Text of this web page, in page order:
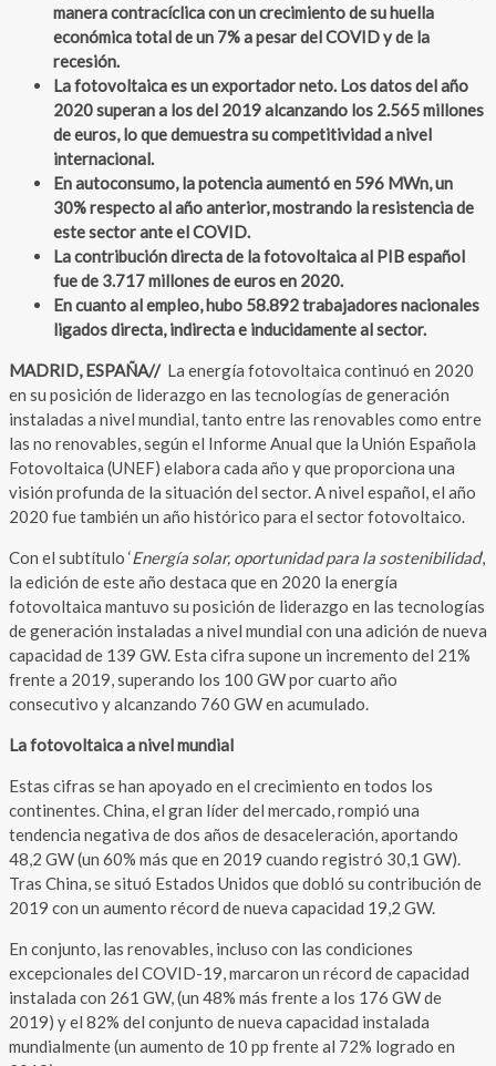
manera contracíclica con un crecimiento de su huella
económica total de un 7% a pesar del COVID y de la
recesión.
La fotovoltaica es un exportador neto. Los datos del año
2020 superan a los del 2019 alcanzando los 2.565 millones
de euros, lo que demuestra su competitividad a nivel
internacional.
En autoconsumo, la potencia aumentó en 596 MWn, un
30% respecto al año anterior, mostrando la resistencia de
este sector ante el COVID.
La contribución directa de la fotovoltaica al PIB español
fue de 3.717 millones de euros en 2020.
En cuanto al empleo, hubo 58.892 trabajadores nacionales
ligados directa, indirecta e inducidamente al sector.
MADRID, ESPAÑA// La energía fotovoltaica continuó en 2020
en su posición de liderazgo en las tecnologías de generación
instaladas a nivel mundial, tanto entre las renovables como entre
las no renovables, según el Informe Anual que la Unión Española
Fotovoltaica (UNEF) elabora cada año y que proporciona una
visión profunda de la situación del sector. A nivel español, el año
2020 fue también un año histórico para el sector fotovoltaico.
Con el subtítulo ‘Energía solar, oportunidad para la sostenibilidad’,
la edición de este año destaca que en 2020 la energía
fotovoltaica mantuvo su posición de liderazgo en las tecnologías
de generación instaladas a nivel mundial con una adición de nueva
capacidad de 139 GW. Esta cifra supone un incremento del 21%
frente a 2019, superando los 100 GW por cuarto año
consecutivo y alcanzando 760 GW en acumulado.
La fotovoltaica a nivel mundial
Estas cifras se han apoyado en el crecimiento en todos los
continentes. China, el gran líder del mercado, rompió una
tendencia negativa de dos años de desaceleración, aportando
48,2 GW (un 60% más que en 2019 cuando registró 30,1 GW).
Tras China, se situó Estados Unidos que dobló su contribución de
2019 con un aumento récord de nueva capacidad 19,2 GW.
En conjunto, las renovables, incluso con las condiciones
excepcionales del COVID-19, marcaron un récord de capacidad
instalada con 261 GW, (un 48% más frente a los 176 GW de
2019) y el 82% del conjunto de nueva capacidad instalada
mundialmente (un aumento de 10 pp frente al 72% logrado en